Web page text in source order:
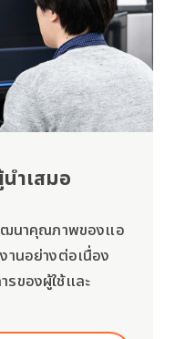
นำเสมอ
ฒนาคุณภาพของแอ
านอย่างต่อเนื่อง
ของผู้ใช้และ